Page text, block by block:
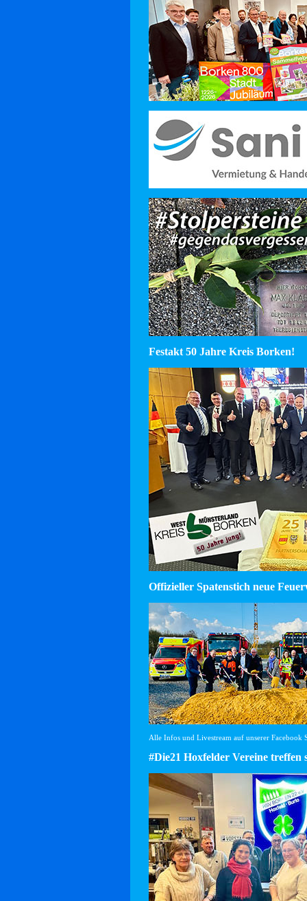
Festakt 50 Jahre Kreis Borken!
Offizieller Spatenstich neue
Alle Infos und Livestream auf unserer Facebook
#Die21 Hoxfelder Vereine treffen